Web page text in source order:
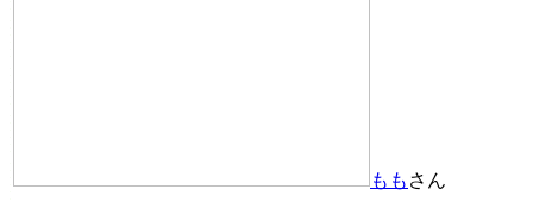
もも さん